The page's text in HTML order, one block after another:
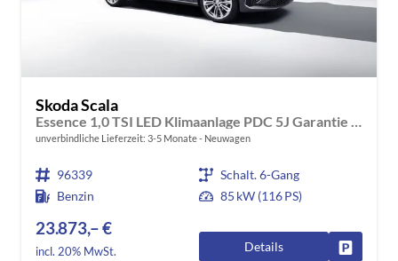
Skoda Scala
Essence 1,0 TSI LED Klimaanlage PDC 5J Garantie Spurhalteassistent Bluetooth
unverbindliche Lieferzeit: 3-5 Monate Neuwagen
96339
Schalt. 6-Gang
Benzin
85 kW (116 PS)
23.873,– €
incl. 20% MwSt.
Details